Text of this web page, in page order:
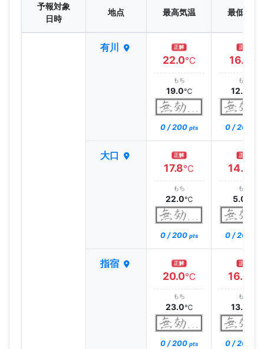
予報対象
日時
地点 最高気温 最低気温
有川 正解
22.0℃
もち
19.0℃
0 / 200 pts
正解
16.1
もち
12.0
0 / 200
大口 正解
17.8℃
もち
22.0℃
0 / 200 pts
正解
14.7
もち
5.0
0 / 200
指宿 正解
20.0℃
もち
23.0℃
0 / 200 pts
正解
16.6
もち
13.0
0 / 200